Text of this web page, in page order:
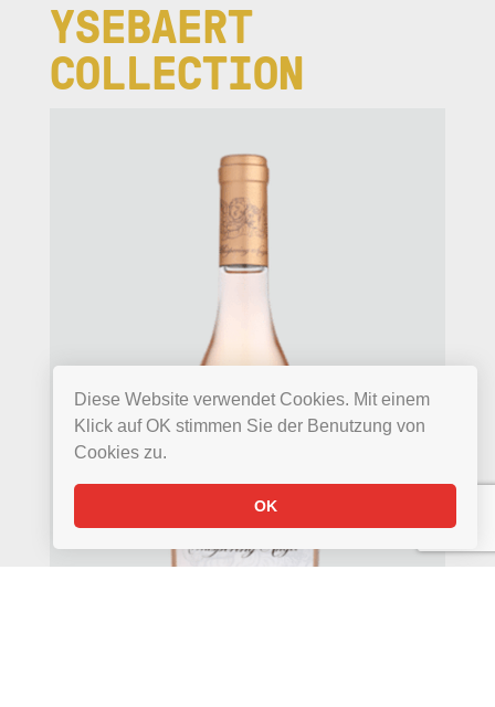
Diese Website verwendet Cookies. Mit einem
Klick auf OK stimmen Sie der Benutzung von
Cookies zu.
OK
YSEBAERT
COLLECTION